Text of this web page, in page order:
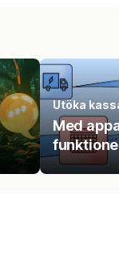
Utöka
Med